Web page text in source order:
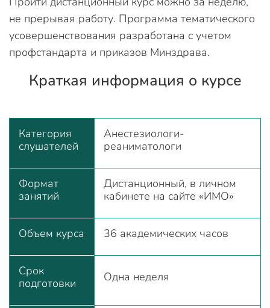
не прерывая работу. Программа тематического
усовершенствования разработана с учетом
профстандарта и приказов Минздрава.
Краткая информация о курсе
Категория
слушателей
Анестезиологи-
реаниматологи
Формат
занятий
Дистанционный, в личном
кабинете на сайте «ИМО»
Объем курса 36 академических часов
Срок
подготовки
Одна неделя